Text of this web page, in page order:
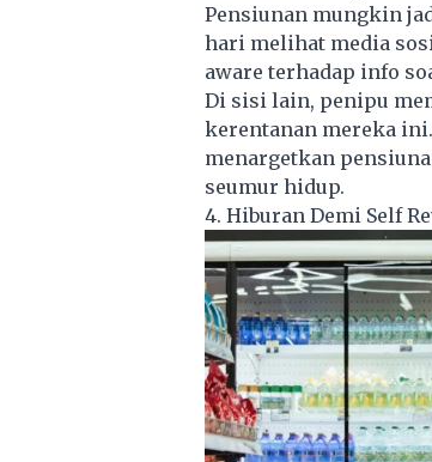
Pensiunan mungkin
hari melihat media
aware terhadap info
Di sisi lain, penipu
kerentanan mereka
menargetkan
seumur hidup.
4. Hiburan Demi Self